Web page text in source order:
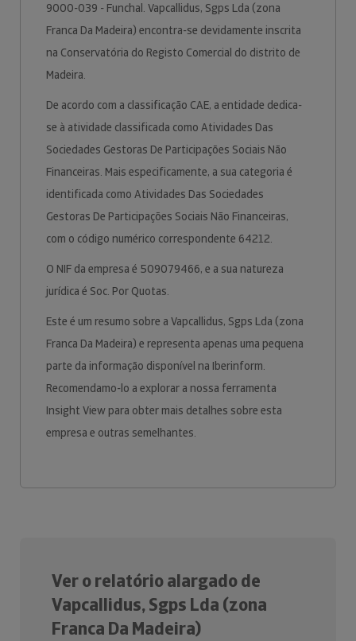
9000-039 - Funchal. Vapcallidus, Sgps Lda (zona
Franca Da Madeira) encontra-se devidamente inscrita
na Conservatória do Registo Comercial do distrito de
Madeira.
De acordo com a classificação CAE, a entidade dedica-
se à atividade classificada como Atividades Das
Sociedades Gestoras De Participações Sociais Não
Financeiras. Mais especificamente, a sua categoria é
identificada como Atividades Das Sociedades
Gestoras De Participações Sociais Não Financeiras,
com o código numérico correspondente 64212.
O NIF da empresa é 509079466, e a sua natureza
jurídica é Soc. Por Quotas.
Este é um resumo sobre a Vapcallidus, Sgps Lda (zona
Franca Da Madeira) e representa apenas uma pequena
parte da informação disponível na Iberinform.
Recomendamo-lo a explorar a nossa ferramenta
Insight View para obter mais detalhes sobre esta
empresa e outras semelhantes.
Ver o relatório alargado de
Vapcallidus, Sgps Lda (zona
Franca Da Madeira)